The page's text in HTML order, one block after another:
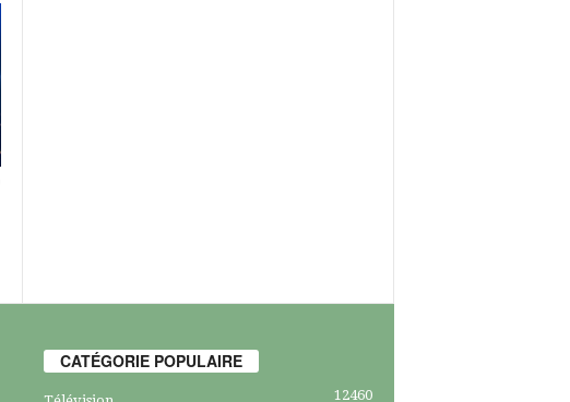
CATÉGORIE POPULAIRE
12460